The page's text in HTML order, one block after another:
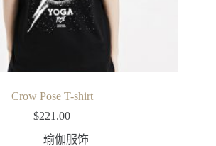
Crow Pose T-shirt
$221.00
瑜伽服饰